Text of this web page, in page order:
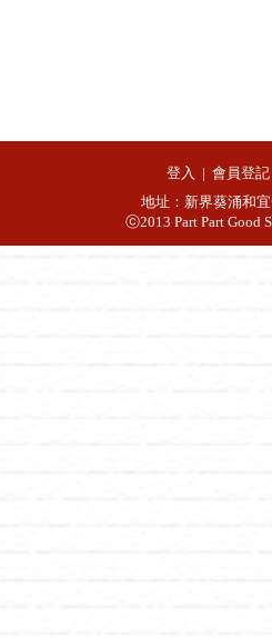
登入 | 會員登記
地址：新界葵涌和
ⓒ2013 Part Part Good